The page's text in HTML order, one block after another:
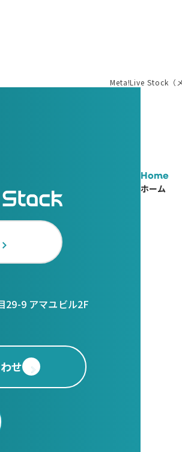
Meta!Live Stock（
29-9 アマユビル2F
せ
Home
ホーム